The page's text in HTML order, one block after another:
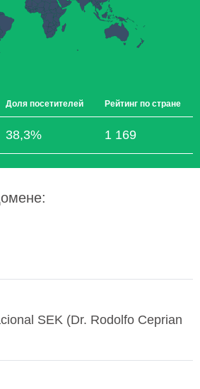
Доля посетителей Рейтинг по стране
38,3% 1 169
SEK (Dr. Rodolfo Ceprian